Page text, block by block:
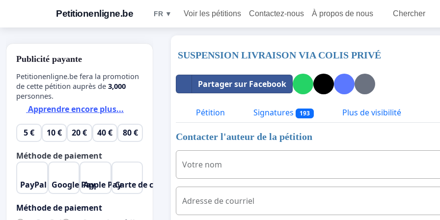
Petitionenligne.be FR ▼ Voir les pétitions Contactez-nous À propos de nous Chercher
SUSPENSION LIVRAISON VIA COLIS PRIVÉ
Partager sur Facebook
Pétition Signatures 193 Plus de visibilité
Contacter l'auteur de la pétition
Votre nom
Adresse de courriel
Publicité payante
Petitionenligne.be fera la promotion
de cette pétition auprès de 3,000
personnes.
Apprendre encore plus...
5 € 10 € 20 € 40 € 80 €
Méthode de paiement
PayPal Google PayApple PayCarte de crédit
Méthode de paiement